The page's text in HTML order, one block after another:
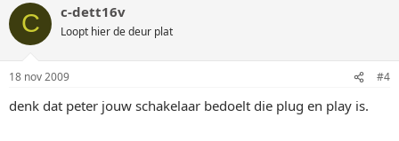
C c-dett16v
Loopt hier de deur plat
18 nov 2009 #4
denk dat peter jouw schakelaar bedoelt die plug en play is.